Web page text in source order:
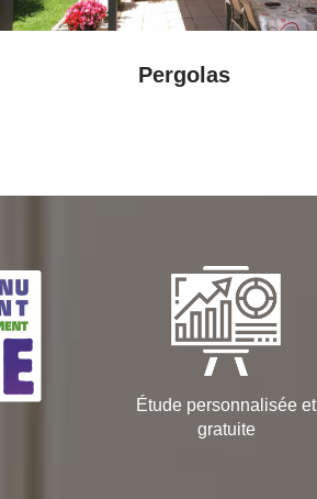
Pergolas
Étude personnalisée et
gratuite